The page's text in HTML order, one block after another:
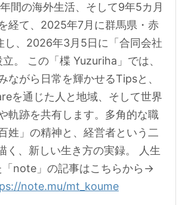
間の海外生活、そして9年5カ月
経て、2025年7月に群馬県・赤
し、2026年3月5日に「合同会社
。 この「楪 Yuzuriha」では、
ながら日常を輝かせるTipsと、
を通じた人と地域、そして世界
軌跡を共有します。多角的な職
姓」の精神と、経営者という二
く、新しい生き方の実録。 人生
「note」の記事はこちらから→
note.mu/mt_koume